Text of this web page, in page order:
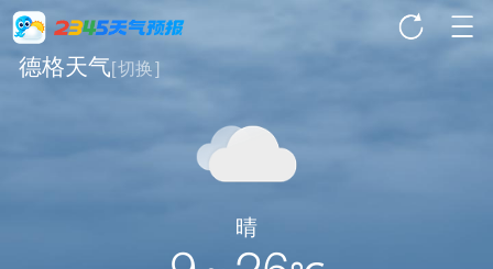
德格天气[切换]
晴